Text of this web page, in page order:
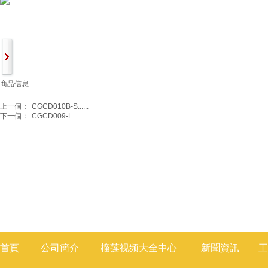
商品信息
上一個：
CGCD010B-S......
下一個：
CGCD009-L
首頁 公司簡介 榴莲视频大全中心 新聞資訊